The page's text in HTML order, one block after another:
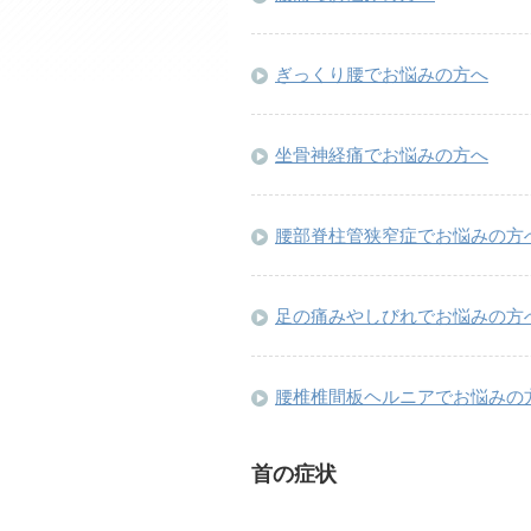
ぎっくり腰でお悩みの方へ
坐骨神経痛でお悩みの方へ
腰部脊柱管狭窄症でお悩みの方
足の痛みやしびれでお悩みの方
腰椎椎間板ヘルニアでお悩みの
首の症状